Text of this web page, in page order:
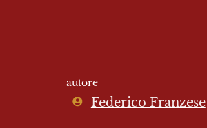
autore
Federico Franzese